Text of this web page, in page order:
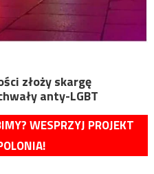
złoży skargę
anty-LGBT
WESPRZYJ PROJEKT